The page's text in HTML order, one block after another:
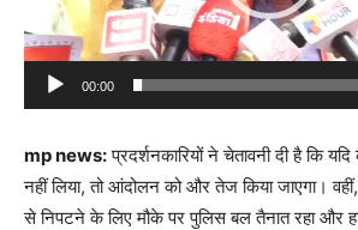
00:00
mp news:प्रदर्शनकारियों ने चेतावनी दी है कि
नहीं लिया, तो आंदोलन को और तेज किया जाएगा।
से निपटने के लिए मौके पर पुलिस बल तैनात रहा और